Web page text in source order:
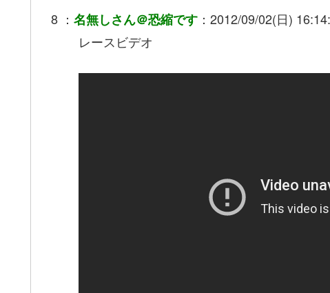
8 ： 名無しさん＠恐縮です ：2012/09/02(日)
レースビデオ